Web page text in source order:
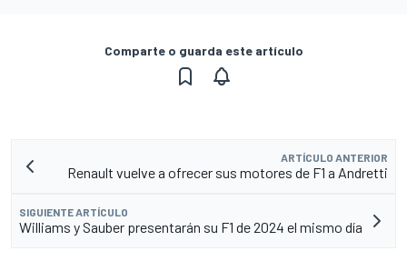
Comparte o guarda este artículo
ARTÍCULO ANTERIOR
Renault vuelve a ofrecer sus motores de F1 a Andretti
SIGUIENTE ARTÍCULO
Williams y Sauber presentarán su F1 de 2024 el mismo día